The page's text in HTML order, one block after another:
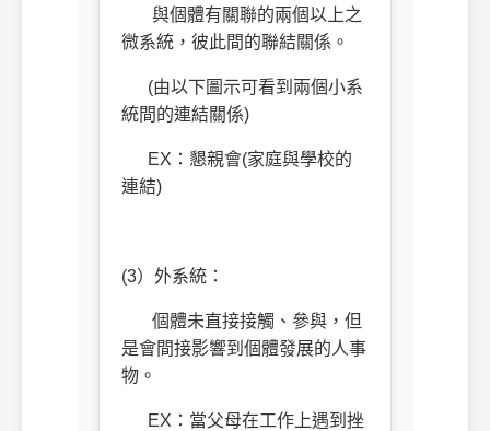
與個體有關聯的兩個以上之
微系統，彼此間的聯結關係。
(由以下圖示可看到兩個小系
統間的連結關係)
EX：懇親會(家庭與學校的
連結)
(3）外系統：
個體未直接接觸、參與，但
是會間接影響到個體發展的人事
物。
EX：當父母在工作上遇到挫